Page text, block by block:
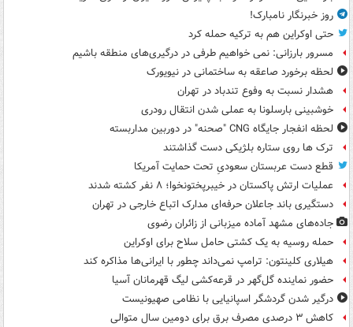
روز خبرنگار نامبارک!
حتی اوکراین هم به ترکیه حمله کرد
مسرور بارزانی: نمی خواهیم طرفی در درگیری‌های منطقه باشیم
لحظه برخورد صاعقه به ساختمانی در نیویورک
هشدار نسبت به وفوع تندباد در تهران
خوشبینی بارسلونا به عملی شدن انتقال رودری
لحظه انفجار جایگاه CNG "صحنه" در دوربین مداربسته
ترک ها روی ستاره بلژیکی دست گذاشتند
قطع دست عربستان سعودیِ تحت حمایت آمریکا
عملیات ارتش پاکستان در خیبرپختونخوا؛ ۸ نفر کشته شدند
دستگیری باند جاعلان حرفه‌ای مدارک اتباع خارجی در تهران
جاده‌های مشهد آماده میزبانی از زائران رضوی
حمله روسیه به یک کشتی حامل سلاح برای اوکراین
هیلاری کلینتون: ترامپ نمی‌داند چطور با ایرانی‌ها مذاکره کند
حضور نماینده گل‌گهر در قرعه‌کشی لیگ قهرمانان آسیا
درگیر شدن گردشگر اسپانیایی با نظامی صهیونیست
کاهش ۳ درصدی مصرف برق برای دومین سال متوالی